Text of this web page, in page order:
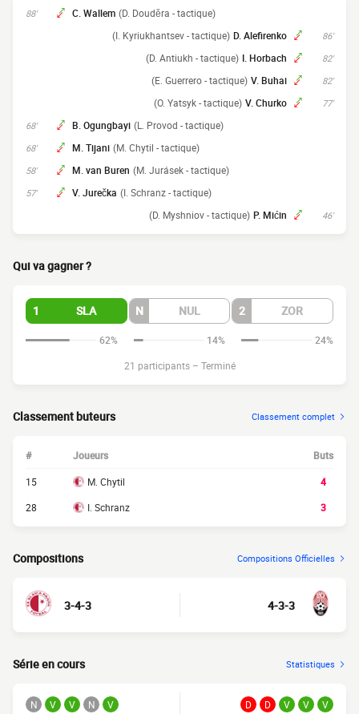
88' C. Wallem (D. Douděra - tactique)
86'
D. Alefirenko
(I. Kyriukhantsev - tactique)
82'
I. Horbach
(D. Antiukh - tactique)
82'
V. Buhai
(E. Guerrero - tactique)
77'
V. Churko
(O. Yatsyk - tactique)
68' B. Ogungbayi (L. Provod - tactique)
68' M. Tijani (M. Chytil - tactique)
58' M. van Buren (M. Jurásek - tactique)
57' V. Jurečka (I. Schranz - tactique)
46'
P. Mićin
(D. Myshniov - tactique)
Qui va gagner ?
1 SLA N NUL 2 ZOR
62% 14%
24%
21 participants – Terminé
Classement buteurs Classement complet
# Joueurs Buts
15 M. Chytil
4
28
I. Schranz 3
Compositions Compositions Officielles
3-4-3 4-3-3
Série en cours Statistiques
N V V N V D D V V V